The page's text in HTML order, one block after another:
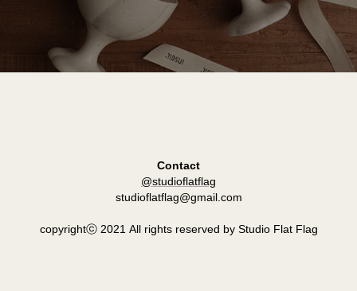
Contact
@studioflatflag
studioflatflag@gmail.com
copyrightⓒ 2021 All rights reserved by Studio Flat Flag